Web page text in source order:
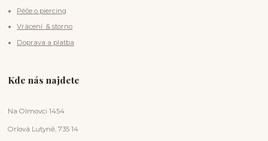
Péče o piercing
Vrácení & storno
Doprava a platba
Kde nás najdete
Na Olmovci 1454
Orlová Lutyně, 735 14